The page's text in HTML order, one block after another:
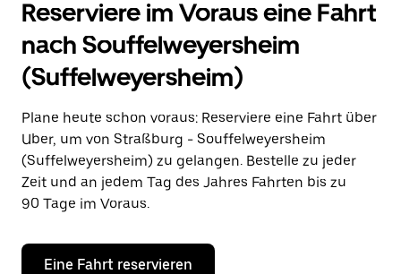
Kalender
interagieren
und
ein
auszuwählen.
Drücke
die
Escape-
Taste,
um
den
zu
schließen.
Reserviere im Voraus eine Fahrt
nach Souffelweyersheim
(Suffelweyersheim)
Plane heute schon voraus: Reserviere eine Fahrt über
Uber, um von Straßburg - Souffelweyersheim
(Suffelweyersheim) zu gelangen. Bestelle zu jeder
Zeit und an jedem Tag des Jahres Fahrten bis zu
90 Tage im Voraus.
Eine Fahrt reservieren